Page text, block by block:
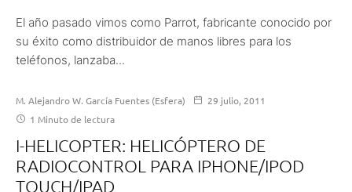
El año pasado vimos como Parrot, fabricante conocido por
su éxito como distribuidor de manos libres para los
teléfonos, lanzaba...
M. Alejandro W. García Fuentes (Esfera)
29 julio, 2011
1 Minuto de lectura
I-HELICOPTER: HELICÓPTERO DE
RADIOCONTROL PARA IPHONE/IPOD
TOUCH/IPAD